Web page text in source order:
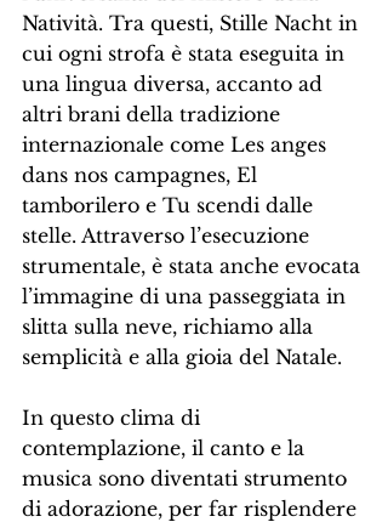
Natività. Tra questi, Stille Nacht in
cui ogni strofa è stata eseguita in
una lingua diversa, accanto ad
altri brani della tradizione
internazionale come Les anges
dans nos campagnes, El
tamborilero e Tu scendi dalle
stelle. Attraverso l’esecuzione
strumentale, è stata anche evocata
l’immagine di una passeggiata in
slitta sulla neve, richiamo alla
semplicità e alla gioia del Natale.
In questo clima di
contemplazione, il canto e la
musica sono diventati strumento
di adorazione, per far risplendere